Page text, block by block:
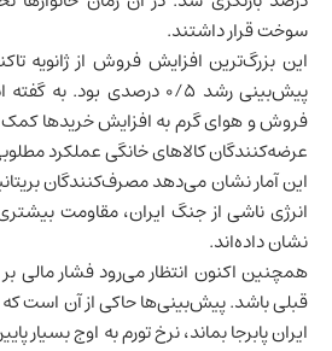
سوخت قرار داشتند.
این بزرگ‌ترین افزایش فروش از ژانویه
پیش‌بینی رشد ۰/۵ درصدی بود.
فروش و هوای گرم به افزایش خریدها کمک
عرضه‌کنندگان کالاهای خانگی عملکرد
این آمار نشان می‌دهد مصرف‌کنندگان
انرژی ناشی از جنگ ایران، مقاومت
نشان داده‌اند.
همچنین اکنون انتظار می‌رود فشار مالی بر
قبلی باشد. پیش‌بینی‌ها حاکی از آن است
ایرانپابرجا بماند، نرخ تورم به اوج بسیار